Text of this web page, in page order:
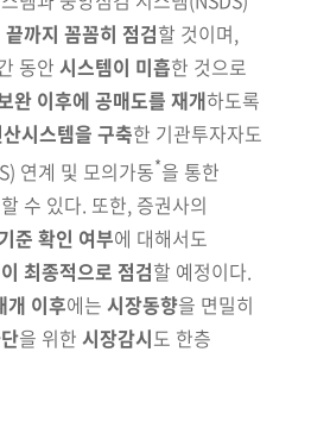
끝까지 꼼꼼히 점검할 것이며,
동안 시스템이 미흡한 것으로
완 이후에 공매도를 재개하도록
시스템을 구축한 기관투자자도
연계 및 모의가동*을 통한
수 있다. 또한, 증권사의
기준 확인 여부에 대해서도
최종적으로 점검할 예정이다.
개 이후에는 시장동향을 면밀히
을 위한 시장감시도 한층